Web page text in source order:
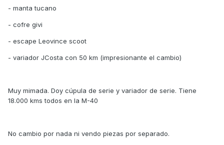
- manta tucano
- cofre givi
- escape Leovince scoot
- variador JCosta con 50 km (impresionante el cambio)
Muy mimada. Doy cúpula de serie y variador de serie. Tiene
18.000 kms todos en la M-40
No cambio por nada ni vendo piezas por separado.